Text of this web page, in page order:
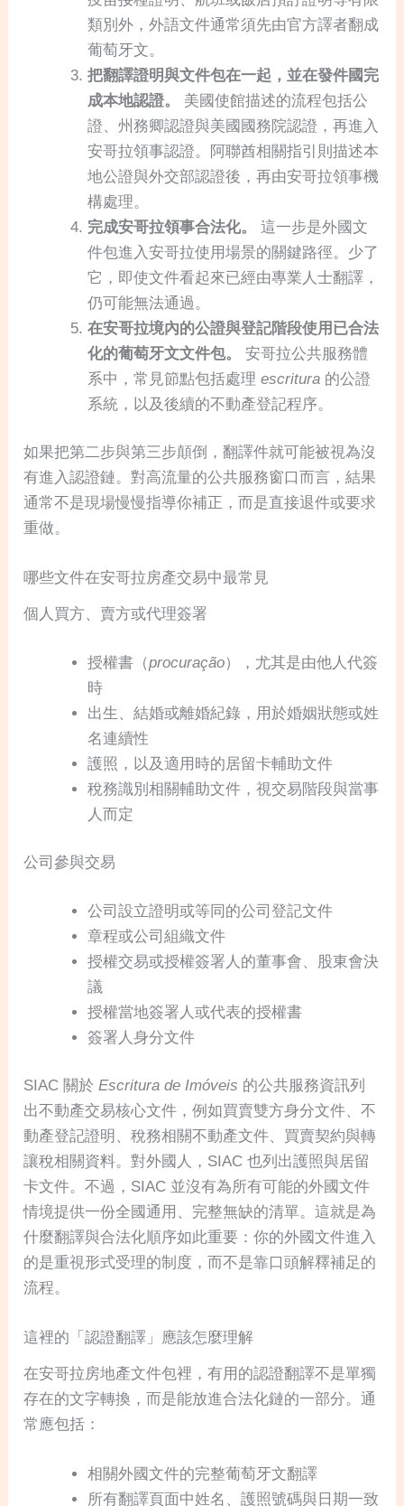
類別外，外語文件通常須先由官方譯者翻成
葡萄牙文。
把翻譯證明與文件包在一起，並在發件國完
成本地認證。
美國使館描述的流程包括公
證、州務卿認證與美國國務院認證，再進入
安哥拉領事認證。阿聯酋相關指引則描述本
地公證與外交部認證後，再由安哥拉領事機
構處理。
完成安哥拉領事合法化。
這一步是外國文
件包進入安哥拉使用場景的關鍵路徑。少了
它，即使文件看起來已經由專業人士翻譯，
仍可能無法通過。
在安哥拉境內的公證與登記階段使用已合法
化的葡萄牙文文件包。
安哥拉公共服務體
系中，常見節點包括處理escritura 的公證
系統，以及後續的不動產登記程序。
如果把第二步與第三步顛倒，翻譯件就可能被視為沒
有進入認證鏈。對高流量的公共服務窗口而言，結果
通常不是現場慢慢指導你補正，而是直接退件或要求
重做。
哪些文件在安哥拉房產交易中最常見
個人買方、賣方或代理簽署
授權書（procuração），尤其是由他人代簽
時
出生、結婚或離婚紀錄，用於婚姻狀態或姓
名連續性
護照，以及適用時的居留卡輔助文件
稅務識別相關輔助文件，視交易階段與當事
人而定
公司參與交易
公司設立證明或等同的公司登記文件
章程或公司組織文件
授權交易或授權簽署人的董事會、股東會決
議
授權當地簽署人或代表的授權書
簽署人身分文件
SIAC 關於Escritura de Imóveis 的公共服務資訊列
出不動產交易核心文件，例如買賣雙方身分文件、不
動產登記證明、稅務相關不動產文件、買賣契約與轉
讓稅相關資料。對外國人，SIAC 也列出護照與居留
卡文件。不過，SIAC 並沒有為所有可能的外國文件
情境提供一份全國通用、完整無缺的清單。這就是為
什麼翻譯與合法化順序如此重要：你的外國文件進入
的是重視形式受理的制度，而不是靠口頭解釋補足的
流程。
這裡的「認證翻譯」應該怎麼理解
在安哥拉房地產文件包裡，有用的認證翻譯不是單獨
存在的文字轉換，而是能放進合法化鏈的一部分。通
常應包括：
相關外國文件的完整葡萄牙文翻譯
所有翻譯頁面中姓名、護照號碼與日期一致